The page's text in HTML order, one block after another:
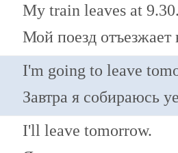
My train leaves at
Мой поезд отъезжает
I'm going to leave
Завтра я собираюсь
I'll leave tomorrow.